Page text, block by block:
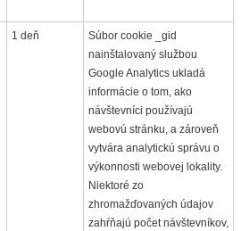
1 deň
Súbor cookie _gid
nainštalovaný službou
Google Analytics ukladá
informácie o tom, ako
návštevníci používajú
webovú stránku, a zároveň
vytvára analytickú správu o
výkonnosti webovej lokality.
Niektoré zo
zhromažďovaných údajov
zahŕňajú počet návštevníkov,